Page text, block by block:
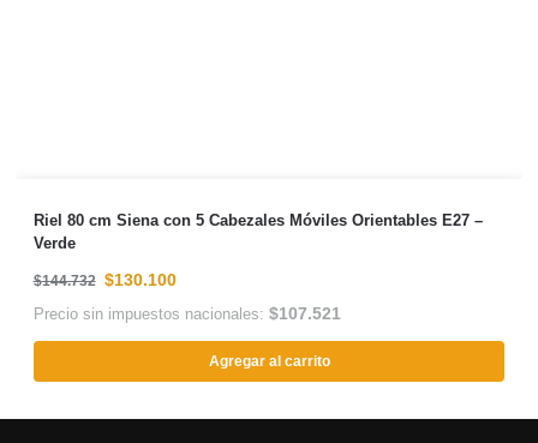
Riel 80 cm Siena con 5 Cabezales Móviles Orientables E27 –
Verde
$144.732 $130.100
Precio sin impuestos nacionales: $107.521
Agregar al carrito